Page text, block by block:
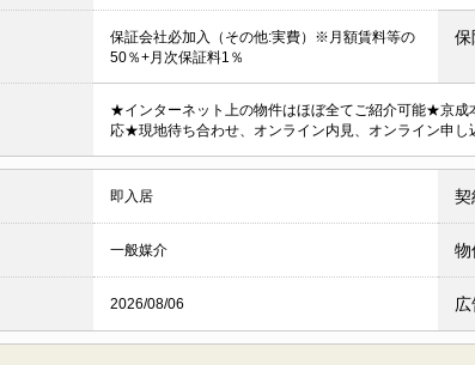
保証会社必加入（その他:実費）※月額賃料等の
50％+月次保証料1％
保
★インターネット上の物件はほぼ全てご紹介可能★京成
応★現地待ち合わせ、オンライン内見、オンライン申
即入居 契
一般媒介 物
2026/08/06